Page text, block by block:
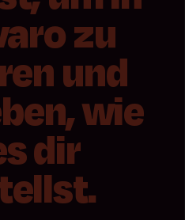
zu
und
wie
dir